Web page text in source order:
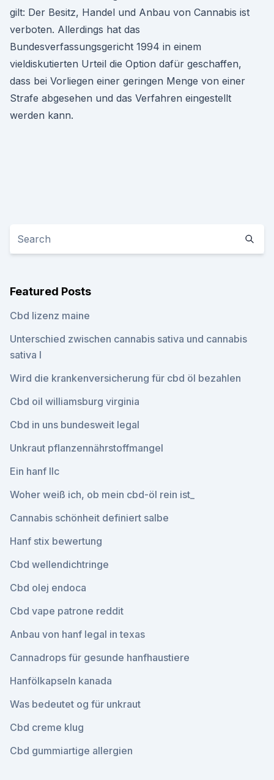
gilt: Der Besitz, Handel und Anbau von Cannabis ist
verboten. Allerdings hat das
Bundesverfassungsgericht 1994 in einem
vieldiskutierten Urteil die Option dafür geschaffen,
dass bei Vorliegen einer geringen Menge von einer
Strafe abgesehen und das Verfahren eingestellt
werden kann.
Featured Posts
Cbd lizenz maine
Unterschied zwischen cannabis sativa und cannabis
sativa l
Wird die krankenversicherung für cbd öl bezahlen
Cbd oil williamsburg virginia
Cbd in uns bundesweit legal
Unkraut pflanzennährstoffmangel
Ein hanf llc
Woher weiß ich, ob mein cbd-öl rein ist_
Cannabis schönheit definiert salbe
Hanf stix bewertung
Cbd wellendichtringe
Cbd olej endoca
Cbd vape patrone reddit
Anbau von hanf legal in texas
Cannadrops für gesunde hanfhaustiere
Hanfölkapseln kanada
Was bedeutet og für unkraut
Cbd creme klug
Cbd gummiartige allergien